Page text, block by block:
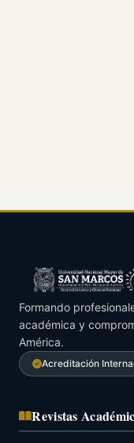
Formando
académica y
América.
Acreditación
Revistas